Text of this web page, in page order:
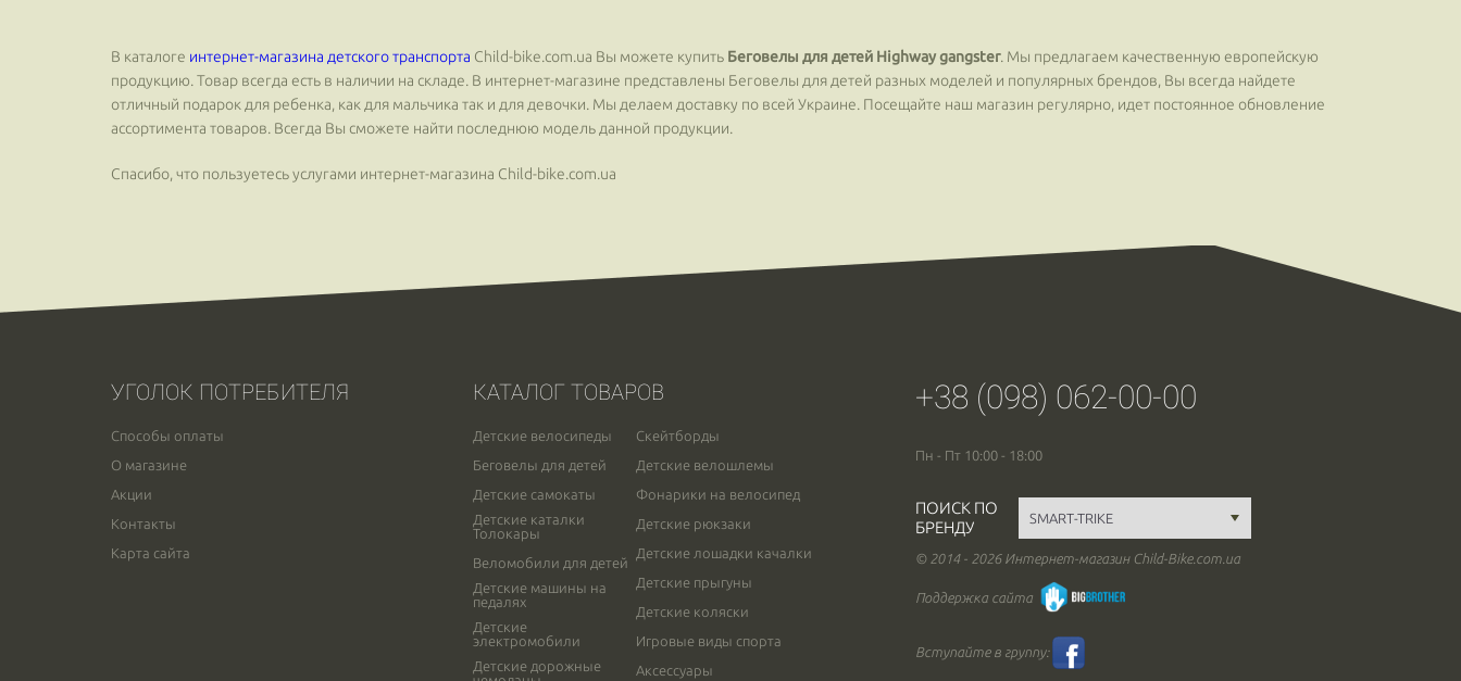
В каталоге интернет-магазина детского транспорта Сhild-bike.com.ua Вы можете купить Беговелы для детей Highway gangster. Мы предлагаем качественную европейскую
продукцию. Товар всегда есть в наличии на складе. В интернет-магазине представлены Беговелы для детей разных моделей и популярных брендов, Вы всегда найдете
отличный подарок для ребенка, как для мальчика так и для девочки. Мы делаем доставку по всей Украине. Посещайте наш магазин регулярно, идет постоянное обновление
ассортимента товаров. Всегда Вы сможете найти последнюю модель данной продукции.
Спасибо, что пользуетесь услугами интернет-магазина Сhild-bike.com.ua
УГОЛОК ПОТРЕБИТЕЛЯ
Способы оплаты
О магазине
Акции
Контакты
Карта сайта
КАТАЛОГ ТОВАРОВ
Детские велосипеды
Беговелы для детей
Детские самокаты
Детские каталки
Толокары
Веломобили для детей
Детские машины на
педалях
Детские
электромобили
Детские дорожные
Скейтборды
Детские велошлемы
Фонарики на велосипед
Детские рюкзаки
Детские лошадки качалки
Детские прыгуны
Детские коляски
Игровые виды спорта
Аксессуары
+38 (098) 062-00-00
Пн - Пт 10:00 - 18:00
ПОИСК ПО
БРЕНДУ
© 2014 - 2026 Интернет-магазин Child-Bike.com.ua
Поддержка сайта
Вступайте в группу: